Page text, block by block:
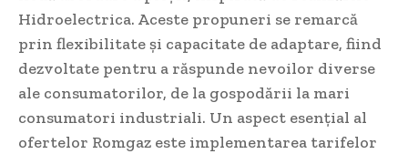
Hidroelectrica. Aceste propuneri se remarcă
prin flexibilitate și capacitate de adaptare, fiind
dezvoltate pentru a răspunde nevoilor diverse
ale consumatorilor, de la gospodării la mari
consumatori industriali. Un aspect esențial al
ofertelor Romgaz este implementarea tarifelor